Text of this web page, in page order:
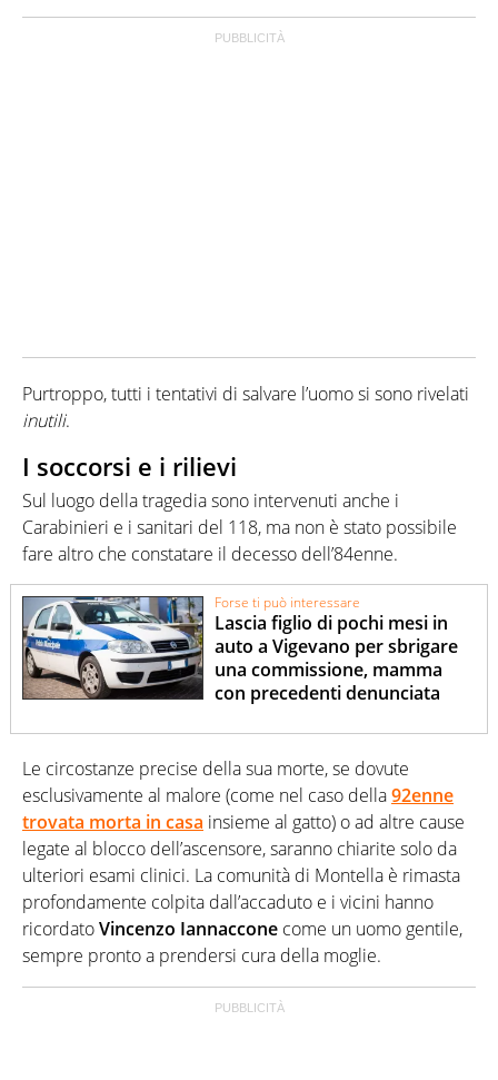
Purtroppo, tutti i tentativi di salvare l’uomo si sono rivelati
inutili.
I soccorsi e i rilievi
Sul luogo della tragedia sono intervenuti anche i
Carabinieri e i sanitari del 118, ma non è stato possibile
fare altro che constatare il decesso dell’84enne.
Forse ti può interessare
Lascia figlio di pochi mesi in
auto a Vigevano per sbrigare
una commissione, mamma
con precedenti denunciata
Le circostanze precise della sua morte, se dovute
esclusivamente al malore (come nel caso della92enne
trovata morta in casa insieme al gatto) o ad altre cause
legate al blocco dell’ascensore, saranno chiarite solo da
ulteriori esami clinici. La comunità di Montella è rimasta
profondamente colpita dall’accaduto e i vicini hanno
ricordatoVincenzo Iannaccone come un uomo gentile,
sempre pronto a prendersi cura della moglie.